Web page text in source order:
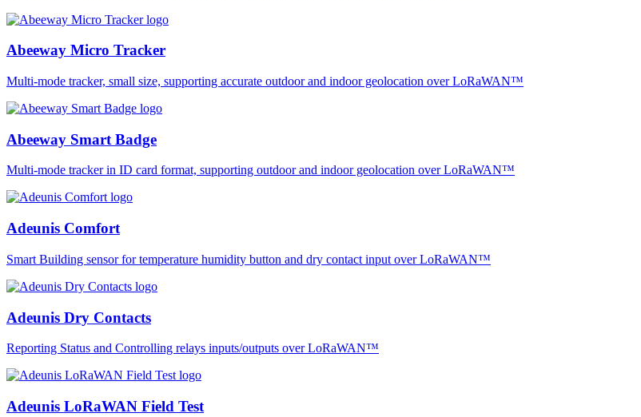
Abeeway Micro Tracker
Multi-mode tracker, small size, supporting accurate outdoor and indoor geolocation over LoRaWAN™
Abeeway Smart Badge
Multi-mode tracker in ID card format, supporting outdoor and indoor geolocation over LoRaWAN™
Adeunis Comfort
Smart Building sensor for temperature humidity button and dry contact input over LoRaWAN™
Adeunis Dry Contacts
Reporting Status and Controlling relays inputs/outputs over LoRaWAN™
Adeunis LoRaWAN Field Test